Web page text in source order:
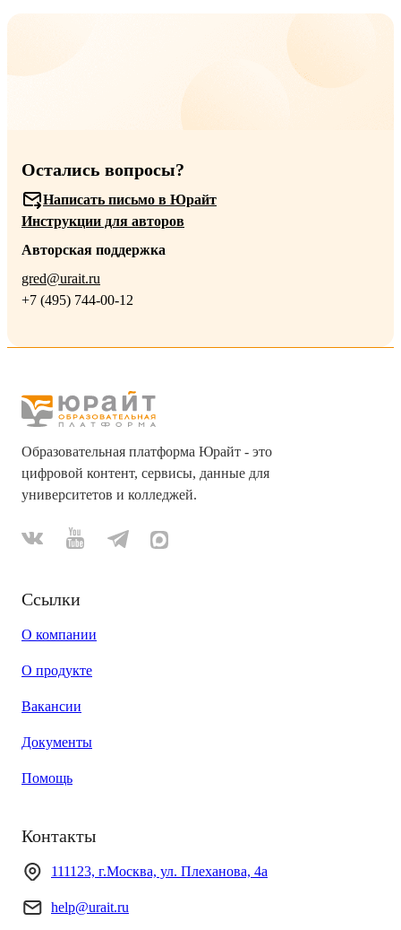
Остались вопросы?
Написать письмо в Юрайт
Инструкции для авторов
Авторская поддержка
gred@urait.ru
+7 (495) 744-00-12
Образовательная платформа Юрайт - это
цифровой контент, сервисы, данные для
университетов и колледжей.
Ссылки
О компании
О продукте
Вакансии
Документы
Помощь
Контакты
111123, г.Москва, ул. Плеханова, 4а
help@urait.ru